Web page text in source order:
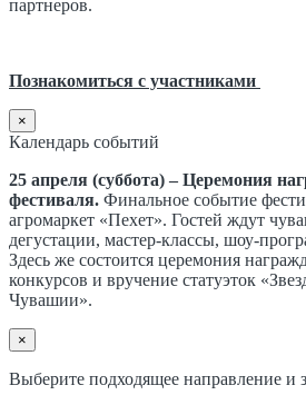
партнеров.
Познакомиться с участниками
×
Календарь событий
25 апреля (суббота) – Церемония
фестиваля. Финальное событие
агромаркет «Пехет». Гостей ждут
дегустации, мастер-классы, шоу-
Здесь же состоится церемония
конкурсов и вручение статуэток
Чувашии».
×
Выберите подходящее направление и